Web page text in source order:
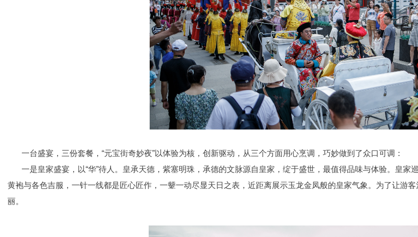
一台盛宴，三份套餐，“元宝街奇妙夜”以体验为核，创新驱动，从三个方面用心烹调，巧妙做到了众口可调：
一是皇家盛宴，以“华”待人。皇承天德，紫塞明珠，承德的文脉源自皇家，绽于盛世，最值得品味与体验。皇家
黄袍与各色吉服，一针一线都是匠心匠作，一颦一动尽显天日之表，近距离展示玉龙金凤般的皇家气象。为了让游
丽。